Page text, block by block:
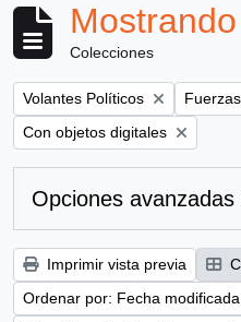
Colecciones
Remove filter:
Volantes Políticos
Remove filter:
Con objetos digitales
Opciones
Imprimir vista previa
Ordenar por: Fecha modificada